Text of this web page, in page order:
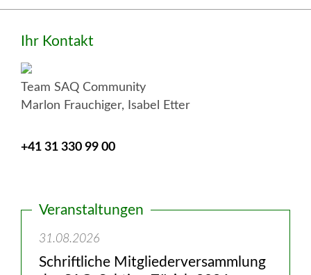
Seitenspalte
Ihr Kontakt
Team SAQ Community
Marlon Frauchiger, Isabel Etter
+41 31 330 99 00
Veranstaltungen
31.08.2026
Schriftliche Mitgliederversammlung